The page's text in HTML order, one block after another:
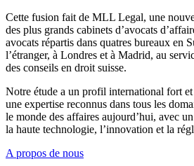
Cette fusion fait de MLL Legal, une
des plus grands cabinets d’avocats
avocats répartis dans quatres bureaux en
l’étranger, à Londres et à Madrid, au
des conseils en droit suisse.
Notre étude a un profil international fort
une expertise reconnus dans tous les
le monde des affaires aujourd’hui, avec
la haute technologie, l’innovation et la
A propos de nous